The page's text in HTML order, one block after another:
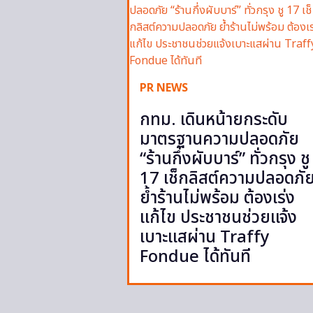
PR NEWS
กทม. เดินหน้ายกระดับ
มาตรฐานความปลอดภัย
“ร้านกึ่งผับบาร์” ทั่วกรุง ชู
17 เช็กลิสต์ความปลอดภั
ย้ำร้านไม่พร้อม ต้องเร่ง
แก้ไข ประชาชนช่วยแจ้ง
เบาะแสผ่าน Traffy
Fondue ได้ทันที